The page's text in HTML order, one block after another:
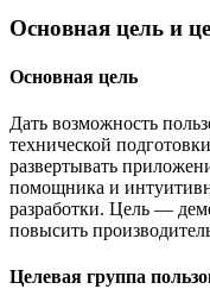
Основная цель и
Основная цель
Дать возможность
технической
развертывать
помощника и
разработки. Цель —
повысить
Целевая группа